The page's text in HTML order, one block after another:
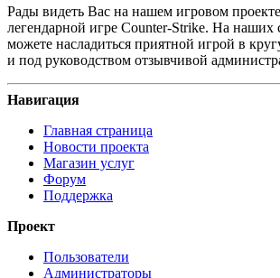
Рады видеть Вас на нашем игровом
легендарной игре Counter-Strike. На наших
можете насладиться приятной игрой в
и под руководством отзывчивой
Навигация
Главная страница
Новости проекта
Магазин услуг
Форум
Поддержка
Проект
Пользователи
Администраторы